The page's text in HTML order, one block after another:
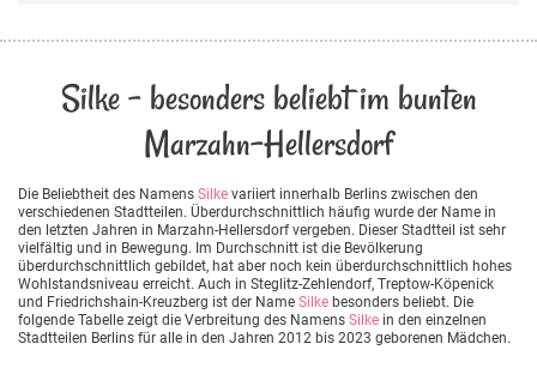
Silke - besonders beliebt im bunten
Marzahn-Hellersdorf
Die Beliebtheit des Namens Silke variiert innerhalb Berlins zwischen den
verschiedenen Stadtteilen. Überdurchschnittlich häufig wurde der Name in
den letzten Jahren in Marzahn-Hellersdorf vergeben. Dieser Stadtteil ist sehr
vielfältig und in Bewegung. Im Durchschnitt ist die Bevölkerung
überdurchschnittlich gebildet, hat aber noch kein überdurchschnittlich hohes
Wohlstandsniveau erreicht. Auch in Steglitz-Zehlendorf, Treptow-Köpenick
und Friedrichshain-Kreuzberg ist der Name Silke besonders beliebt. Die
folgende Tabelle zeigt die Verbreitung des Namens Silke in den einzelnen
Stadtteilen Berlins für alle in den Jahren 2012 bis 2023 geborenen Mädchen.